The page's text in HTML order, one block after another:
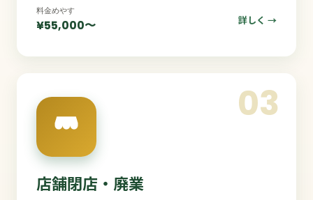
料金めやす
¥55,000〜 詳しく →
03
店舗閉店・廃業